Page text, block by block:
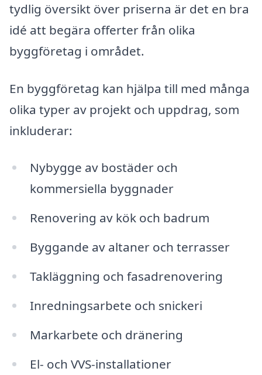
tydlig översikt över priserna är det en bra
idé att begära offerter från olika
byggföretag i området.
En byggföretag kan hjälpa till med många
olika typer av projekt och uppdrag, som
inkluderar:
Nybygge av bostäder och
kommersiella byggnader
Renovering av kök och badrum
Byggande av altaner och terrasser
Takläggning och fasadrenovering
Inredningsarbete och snickeri
Markarbete och dränering
El- och VVS-installationer